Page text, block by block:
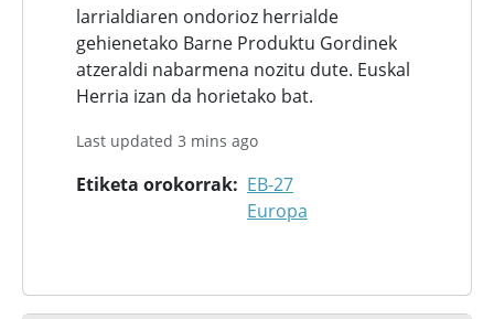
larrialdiaren ondorioz herrialde
gehienetako Barne Produktu Gordinek
atzeraldi nabarmena nozitu dute. Euskal
Herria izan da horietako bat.
Last updated 3 mins ago
Etiketa orokorrak
EB-27
Europa